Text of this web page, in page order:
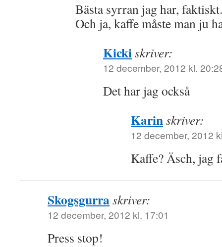
Bästa syrran jag har, faktiskt.
Och ja, kaffe måste man ju
Kickiskriver:
12 december, 2012 kl.
Det har jag också
Karinskriver:
12 december, 2012
Kaffe? Äsch,
Skogsgurraskriver:
12 december, 2012 kl. 17:01
Press stop!